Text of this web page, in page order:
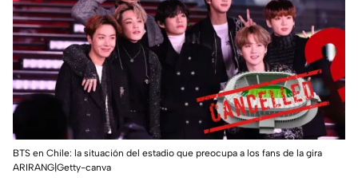
BTS en Chile: la situación del estadio que preocupa a los fans de la gira
ARIRANG|Getty-canva